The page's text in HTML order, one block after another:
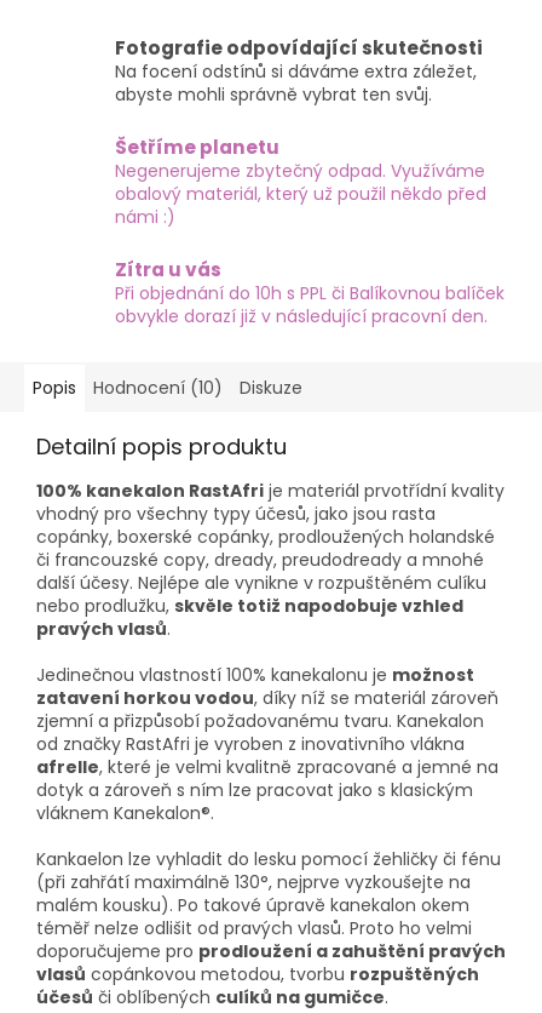
Fotografie odpovídající skutečnosti
Na focení odstínů si dáváme extra záležet,
abyste mohli správně vybrat ten svůj.
Šetříme planetu
Negenerujeme zbytečný odpad. Využíváme
obalový materiál, který už použil někdo před
námi :)
Zítra u vás
Při objednání do 10h s PPL či Balíkovnou balíček
obvykle dorazí již v následující pracovní den.
Popis Hodnocení (10) Diskuze
Detailní popis produktu
100% kanekalon RastAfri je materiál prvotřídní kvality
vhodný pro všechny typy účesů, jako jsou rasta
copánky, boxerské copánky, prodloužených holandské
či francouzské copy, dready, preudodready a mnohé
další účesy. Nejlépe ale vynikne v rozpuštěném culíku
nebo prodlužku, skvěle totiž napodobuje vzhled
pravých vlasů.
Jedinečnou vlastností 100% kanekalonu je možnost
zatavení horkou vodou, díky níž se materiál zároveň
zjemní a přizpůsobí požadovanému tvaru. Kanekalon
od značky RastAfri je vyroben z inovativního vlákna
afrelle, které je velmi kvalitně zpracované a jemné na
dotyk a zároveň s ním lze pracovat jako s klasickým
vláknem Kanekalon®.
Kankaelon lze vyhladit do lesku pomocí žehličky či fénu
(při zahřátí maximálně 130°, nejprve vyzkoušejte na
malém kousku). Po takové úpravě kanekalon okem
téměř nelze odlišit od pravých vlasů. Proto ho velmi
doporučujeme pro prodloužení a zahuštění pravých
vlasů copánkovou metodou, tvorbu rozpuštěných
účesů či oblíbených culíků na gumičce.